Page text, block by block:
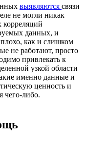
выявляются связи
не могли никак
корреляций
данных, и
как и слишком
не работают, просто
привлекать к
узкой области
именно данные и
ценность и
чего-либо.